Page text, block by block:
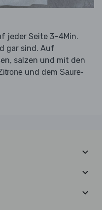
jeder Seite 3–4Min.
gar sind. Auf
salzen und mit den
und dem Saure-